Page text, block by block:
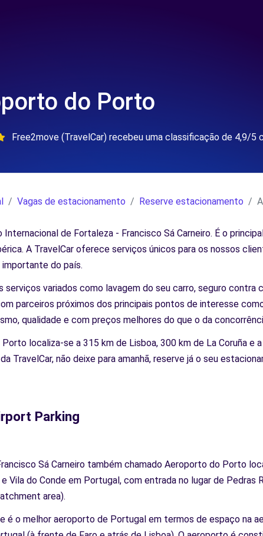
do Porto
Free2move (TravelCar) recebeu uma classificação de 4,9/5
Vagas de estacionamento Reserve estacionamento
Internacional de Fortaleza - Francisco Sá Carneiro. É o
A TravelCar oferece serviços únicos para os nossos
importante do país.
serviços variados como lavagem do seu carro, seguro
parceiros próximos dos principais pontos de interesse
qualidade e com preços melhores do que o da
localiza-se a 315 km de Lisboa, 300 km de La Coruña
TravelCar, não deixe para amanhã, reserve já o seu
Parking
Sá Carneiro também chamado Aeroporto do Porto
Vila do Conde em Portugal, com entrada no lugar de
area).
é o melhor aeroporto de Portugal em termos de espaço na